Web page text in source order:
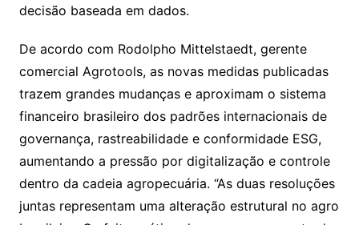
decisão baseada em dados.
De acordo com Rodolpho Mittelstaedt, gerente
comercial Agrotools, as novas medidas publicadas
trazem grandes mudanças e aproximam o sistema
financeiro brasileiro dos padrões internacionais de
governança, rastreabilidade e conformidade ESG,
aumentando a pressão por digitalização e controle
dentro da cadeia agropecuária. “As duas resoluções
juntas representam uma alteração estrutural no agro